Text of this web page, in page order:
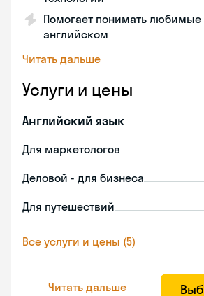
Помогает понимать
английском
Читать дальше
Услуги и цены
Английский язык
Для маркетологов
Деловой - для бизнеса
Для путешествий
Все услуги и цены (5)
Читать дальше